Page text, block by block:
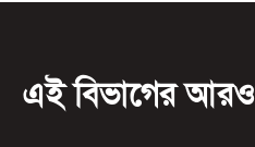
এই বিভাগের আরও